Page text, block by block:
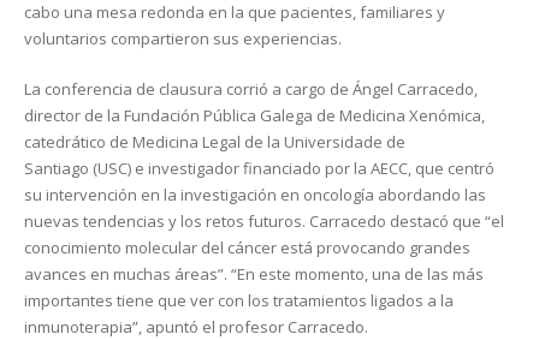
cabo una mesa redonda en la que pacientes, familiares y
voluntarios compartieron sus experiencias.
La conferencia de clausura corrió a cargo de Ángel Carracedo,
director de la Fundación Pública Galega de Medicina Xenómica,
catedrático de Medicina Legal de la Universidade de
Santiago (USC) e investigador financiado por la AECC, que centró
su intervención en la investigación en oncología abordando las
nuevas tendencias y los retos futuros. Carracedo destacó que “el
conocimiento molecular del cáncer está provocando grandes
avances en muchas áreas”. “En este momento, una de las más
importantes tiene que ver con los tratamientos ligados a la
inmunoterapia”, apuntó el profesor Carracedo.